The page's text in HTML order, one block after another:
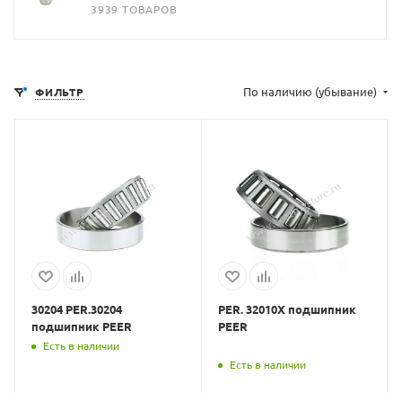
3939 ТОВАРОВ
ФИЛЬТР По наличию (убывание)
30204 PER.30204
подшипник PEER
Есть в наличии
PER. 32010X подшипник
PEER
Есть в наличии